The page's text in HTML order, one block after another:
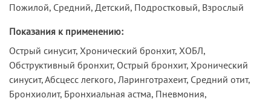
Пожилой, Средний, Детский, Подростковый, Взрослый
Показания к применению:
Острый синусит, Хронический бронхит, ХОБЛ,
Обструктивный бронхит, Острый бронхит, Хронический
синусит, Абсцесс легкого, Ларинготрахеит, Средний отит,
Бронхиолит, Бронхиальная астма, Пневмония,